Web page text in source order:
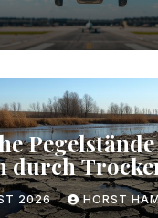
durch
2026 HORST